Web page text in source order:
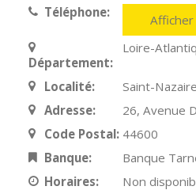
Téléphone:
Département:
Loire-
Localité:
Saint-Nazaire
Adresse:
26, Avenue
Code Postal: 44600
Banque:
Banque
Horaires:
Non